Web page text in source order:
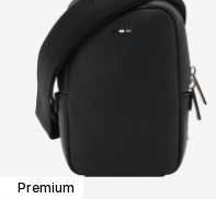
Premium